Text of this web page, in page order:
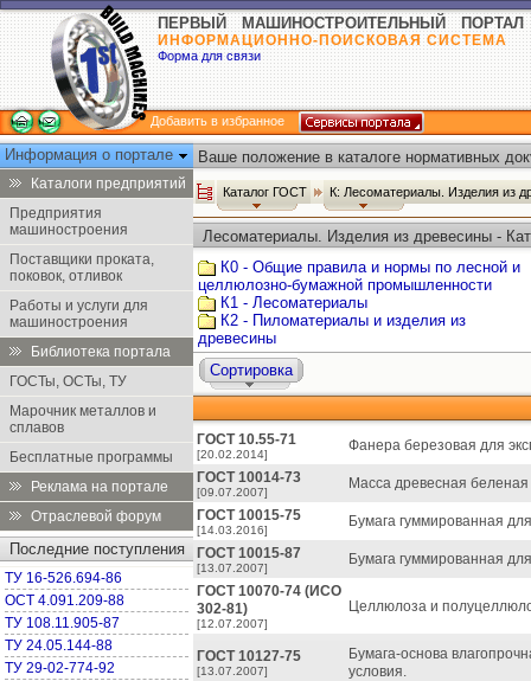
ПЕРВЫЙ МАШИНОСТРОИТЕЛЬНЫЙ ПОРТАЛ
ИНФОРМАЦИОННО-ПОИСКОВАЯ СИСТЕМА
Форма для связи
Добавить в избранное
Информация о портале
Каталоги предприятий
Предприятия
машиностроения
Поставщики проката,
поковок, отливок
Работы и услуги для
машиностроения
Библиотека портала
ГОСТы, ОСТы, ТУ
Марочник металлов и
сплавов
Бесплатные программы
Реклама на портале
Отраслевой форум
Последние поступления
ТУ 16-526.694-86
ОСТ 4.091.209-88
ТУ 108.11.905-87
ТУ 24.05.144-88
ТУ 29-02-774-92
Ваше положение в каталоге нормативных
Каталог ГОСТ К: Лесоматериалы. Изделия из
Лесоматериалы. Изделия из древесины -
К0 - Общие правила и нормы по лесной и
целлюлозно-бумажной промышленности
К1 - Лесоматериалы
К2 - Пиломатериалы и изделия из
древесины
Сортировка
ГОСТ 10.55-71
[20.02.2014]
Фанера березовая для
ГОСТ 10014-73
[09.07.2007]
Масса древесная
ГОСТ 10015-75
[14.03.2016]
Бумага гуммированная
ГОСТ 10015-87
[13.07.2007]
Бумага гуммированная
ГОСТ 10070-74 (ИСО
302-81)
[12.07.2007]
Целлюлоза и
ГОСТ 10127-75
[13.07.2007]
Бумага-основа
условия.